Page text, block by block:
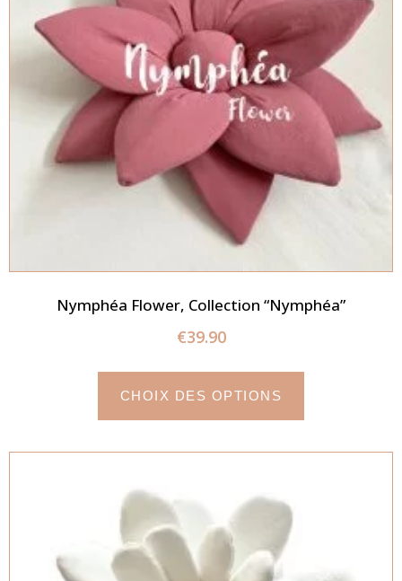
Nymphéa Flower, Collection “Nymphéa”
€39.90
CHOIX DES OPTIONS